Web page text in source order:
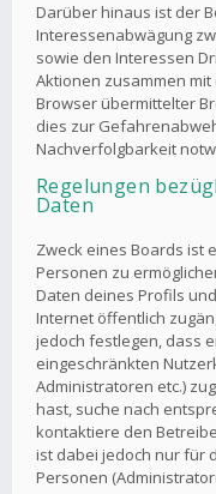
Darüber hinaus ist der
Interessenabwägung
sowie den Interessen
Aktionen zusammen
Browser übermittelter
dies zur
Nachverfolgbarkeit
Regelungen
Daten
Zweck eines Boards ist
Personen zu
Daten deines Profils
Internet öffentlich
jedoch festlegen, dass
eingeschränkten
Administratoren etc.)
hast, suche nach
kontaktiere den
ist dabei jedoch nur für
Personen